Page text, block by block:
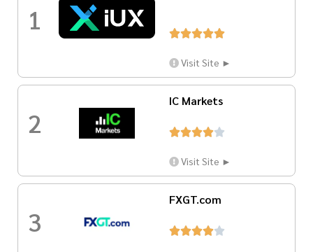
1 
Visit Site ►
2
IC Markets

Visit Site ►
3
FXGT.com
